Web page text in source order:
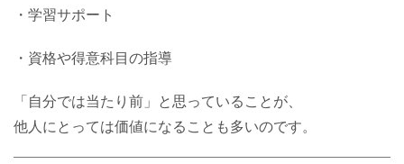
・学習サポート
・資格や得意科目の指導
「自分では当たり前」と思っていることが、
他人にとっては価値になることも多いのです。